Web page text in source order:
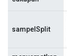
sampelSplit